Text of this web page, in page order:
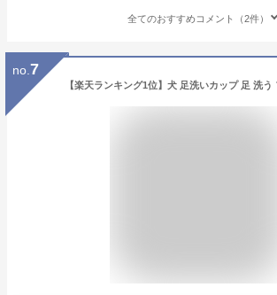
全てのおすすめコメント（2件）
no. 7